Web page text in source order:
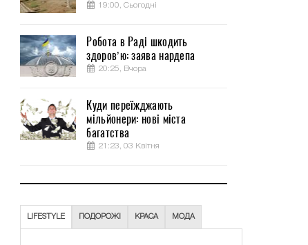
19:00, Сьогодні
Робота в Раді шкодить
здоров’ю: заява нардепа
20:25, Вчора
Куди переїжджають
мільйонери: нові міста
багатства
21:23, 03 Квітня
LIFESTYLE ПОДОРОЖІ КРАСА МОДА